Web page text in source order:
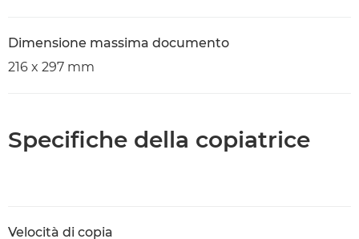
Dimensione massima documento
216 x 297 mm
Specifiche della copiatrice
Velocità di copia